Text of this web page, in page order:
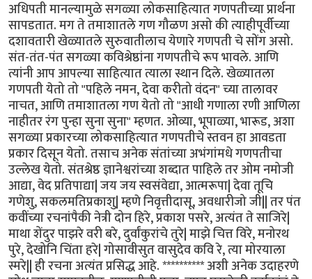
अधिपती मानल्यामुळे सगळ्या लोकसाहित्यात गणपतीच्या प्रार्थना
सापडतात. मग ते तमाशातले गण गौळण असो की त्याहीपूर्वीच्या
दशावतारी खेळ्यातले सुरुवातीलाच येणारे गणपती चे सोंग असो.
संत-तंत-पंत सगळ्या कविश्रेष्ठांना गणपतीचे रूप भावले. आणि
त्यांनी आप आपल्या साहित्यात त्याला स्थान दिले. खेळ्यातला
गणपती येतो तो "पहिले नमन, देवा करीतो वंदन" च्या तालावर
नाचत, आणि तमाशातला गण येतो तो "आधी गणाला रणी आणिला
नाहीतर रंग पुन्हा सुना सुना" म्हणत. ओव्या, भूपाळ्या, भारूड, अशा
सगळ्या प्रकारच्या लोकसाहित्यात गणपतीचे स्तवन हा आवडता
प्रकार दिसून येतो. तसाच अनेक संतांच्या अभंगांमधे गणपतीचा
उल्लेख येतो. संतश्रेष्ठ ज्ञानेश्वरांच्या शब्दात पाहिले तर ओम नमोजी
आद्या, वेद प्रतिपाद्या| जय जय स्वसंवेद्या, आत्मरूपा| देवा तूचि
गणेशु, सकलमतिप्रकाशु| म्हणे निवृत्तीदासू, अवधारीजो जी|| तर पंत
कवींच्या रचनांपैकी नेत्री दोन हिरे, प्रकाश पसरे, अत्यंत ते साजिरे|
माथा शेंदुर पाझरे वरी बरे, दुर्वांकुरांचे तुरे| माझे चित्त विरे, मनोरथ
पुरे, देखोनि चिंता हरे| गोसावीसुत वासुदेव कवि रे, त्या मोरयाला
स्मरे|| ही रचना अत्यंत प्रसिद्ध आहे. ********** अशी अनेक उदाहरणे